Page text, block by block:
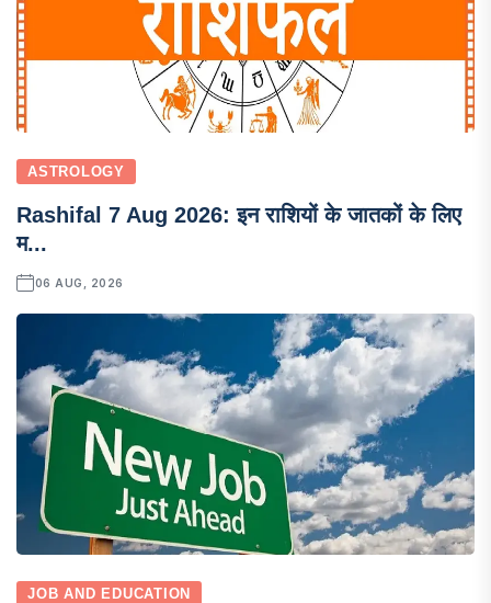
ASTROLOGY
Rashifal 7 Aug 2026: इन राशियों के जातकों के लिए
म...
06 AUG, 2026
JOB AND EDUCATION